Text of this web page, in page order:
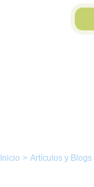
Inicio > Artículos y Blogs